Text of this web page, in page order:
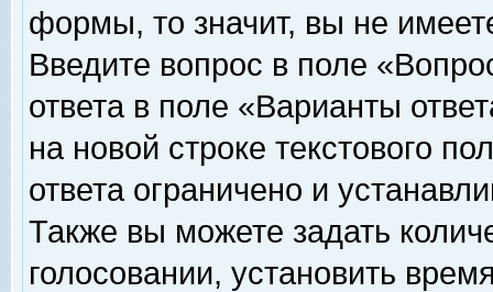
формы, то значит, вы не
Введите вопрос в поле
ответа в поле «Варианты
на новой строке текстового
ответа ограничено и
Также вы можете задать
голосовании, установить